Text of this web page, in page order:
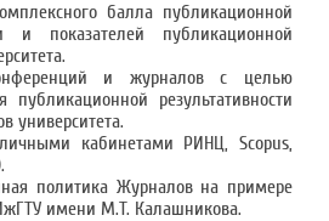
балла публикационной
и показателей публикационной
и журналов с целью
публикационной результативности
университета.
кабинетами РИНЦ, Scopus,
политика Журналов на примере
имени М.Т. Калашникова.